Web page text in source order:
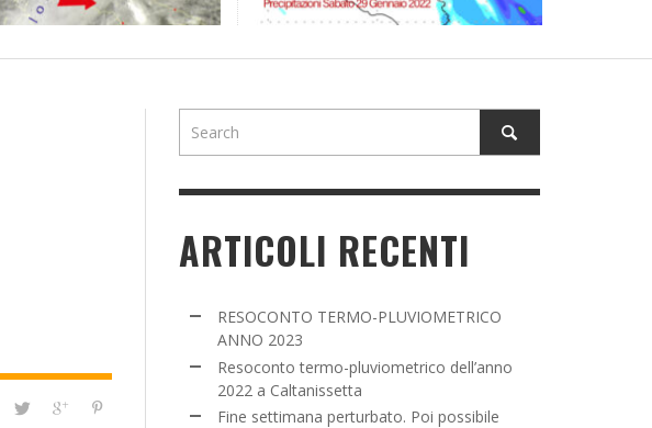
RITORNO DELL’INVERNO.
ARTICOLI RECENTI
RESOCONTO TERMO-PLUVIOMETRICO
ANNO 2023
Resoconto termo-pluviometrico dell’anno
2022 a Caltanissetta
Fine settimana perturbato. Poi possibile